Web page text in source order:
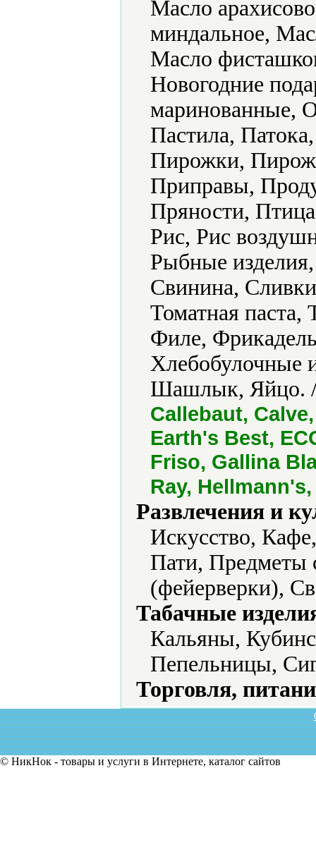
Масло
миндальное,
Масло
Новогодние
маринованные,
Пастила,
Пирожки,
Приправы,
Пряности,
Рис, Рис
Рыбные
Свинина,
Томатная
Филе,
Хлебобулочные
Шашлык, Яйцо.
Callebaut,
Earth's Best,
Friso, Gallina
Ray,
Развлечения и
Искусство,
Пати, Предметы
(фейерверки),
Табачные
Кальяны,
Пепельницы,
Торговля,
© НикНок - товары и услуги в Интернете, каталог сайтов